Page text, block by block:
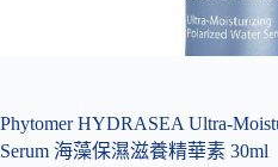
Phytomer HYDRASEA Ultra-
Serum 海藻保濕滋養精華素 30ml